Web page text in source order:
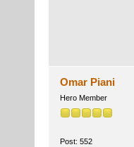
Omar Piani
Hero Member
Post: 552